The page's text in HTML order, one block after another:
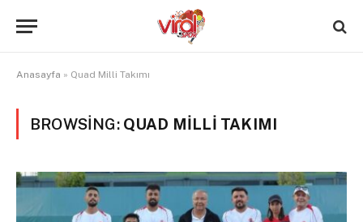
Anasayfa » Quad Milli Takımı
BROWSING: QUAD MILLI TAKIMI